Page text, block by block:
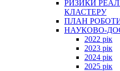
РИЗИКИ
КЛАСТЕРУ
ПЛАН
НАУКОВО-
2022 рік
2023 рік
2024 рік
2025 рік